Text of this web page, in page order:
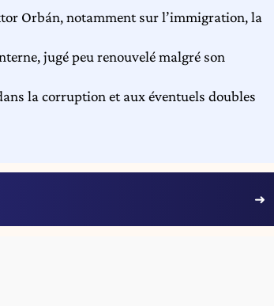
Orbán, notamment sur l’immigration, la
jugé peu renouvelé malgré son
la corruption et aux éventuels doubles